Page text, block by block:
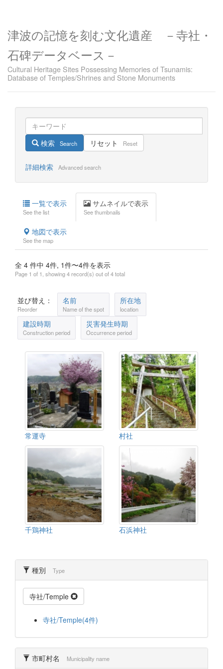
津波の記憶を刻む文化遺産 －寺社・
石碑データベース－
Cultural Heritage Sites Possessing Memories of Tsunamis:
Database of Temples/Shrines and Stone Monuments
検索 Search リセット Reset
詳細検索 Advanced search
一覧で表示
See the list
サムネイルで表示
See thumbnails
地図で表示
See the map
全 4 件中 4件, 1件〜4件を表示
Page 1 of 1, showing 4 record(s) out of 4 total
並び替え：
Reorder
名前
Name of the spot
所在地
location
建設時期
Construction period
災害発生時期
Occurrence period
常運寺 村社
千鶏神社 石浜神社
種別 Type
寺社/Temple
寺社/Temple(4件)
市町村名 Municipality name